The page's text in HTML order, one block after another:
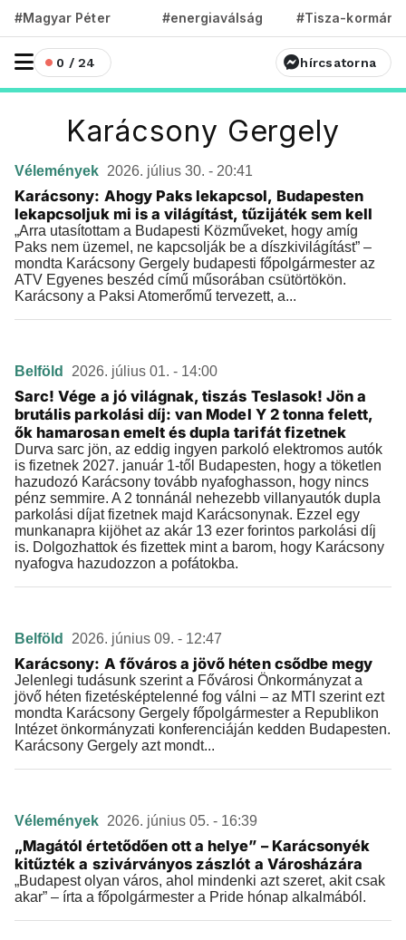
#Magyar Péter #energiaválság #Tisza-kormány
0 / 24 hírcsatorna
Karácsony Gergely
Vélemények 2026. július 30. - 20:41
Karácsony: Ahogy Paks lekapcsol, Budapesten
lekapcsoljuk mi is a világítást, tűzijáték sem kell
„Arra utasítottam a Budapesti Közműveket, hogy amíg
Paks nem üzemel, ne kapcsolják be a díszkivilágítást” –
mondta Karácsony Gergely budapesti főpolgármester az
ATV Egyenes beszéd című műsorában csütörtökön.
Karácsony a Paksi Atomerőmű tervezett, a...
Belföld 2026. július 01. - 14:00
Sarc! Vége a jó világnak, tiszás Teslasok! Jön a
brutális parkolási díj: van Model Y 2 tonna felett,
ők hamarosan emelt és dupla tarifát fizetnek
Durva sarc jön, az eddig ingyen parkoló elektromos autók
is fizetnek 2027. január 1-től Budapesten, hogy a töketlen
hazudozó Karácsony tovább nyafoghasson, hogy nincs
pénz semmire. A 2 tonnánál nehezebb villanyautók dupla
parkolási díjat fizetnek majd Karácsonynak. Ezzel egy
munkanapra kijöhet az akár 13 ezer forintos parkolási díj
is. Dolgozhattok és fizettek mint a barom, hogy Karácsony
nyafogva hazudozzon a pofátokba.
Belföld 2026. június 09. - 12:47
Karácsony: A főváros a jövő héten csődbe megy
Jelenlegi tudásunk szerint a Fővárosi Önkormányzat a
jövő héten fizetésképtelenné fog válni – az MTI szerint ezt
mondta Karácsony Gergely főpolgármester a Republikon
Intézet önkormányzati konferenciáján kedden Budapesten.
Karácsony Gergely azt mondt...
Vélemények 2026. június 05. - 16:39
„Magától értetődően ott a helye” – Karácsonyék
kitűzték a szivárványos zászlót a Városházára
„Budapest olyan város, ahol mindenki azt szeret, akit csak
akar” – írta a főpolgármester a Pride hónap alkalmából.